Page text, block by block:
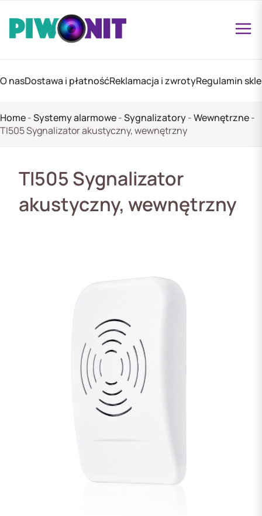
O nasDostawa i płatnośćReklamacja i zwrotyRegulamin
Home-Systemy alarmowe-Sygnalizatory-Wewnętrzne-
TI505 Sygnalizator akustyczny, wewnętrzny
TI505 Sygnalizator
akustyczny, wewnętrzny